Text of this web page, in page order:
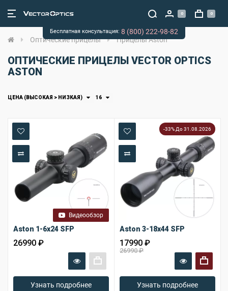
0 0
Оптические прицелы Прицелы Aston
ОПТИЧЕСКИЕ ПРИЦЕЛЫ VECTOR OPTICS
ASTON
ЦЕНА (ВЫСОКАЯ > НИЗКАЯ) 16
В сравнение
Aston 1-6x24 SFP
26990 ₽
Видеообзор
Узнать подробнее
-33% До 31.08.2026
В закладки
В сравнение
Aston 3-18x44 SFP
17990 ₽
26990 ₽
Узнать подробнее
Бесплатная консультация: 8 (800) 222-98-82